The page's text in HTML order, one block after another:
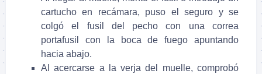
cartucho en recámara, puso el seguro y se
colgó el fusil del pecho con una correa
portafusil con la boca de fuego apuntando
hacia abajo.
Al acercarse a la verja del muelle, comprobó